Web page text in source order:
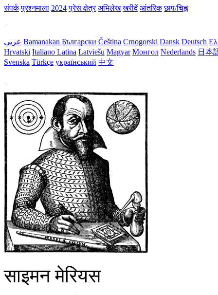
संपर्क प्रश्नमाला 2024 प्रेस क्षेत्र अभिलेख खरीदें आंतरिक छाप/चिह्न
عربي Bamanakan Български Čeština Crnogorski Dansk Deutsch
Hrvatski Italiano Latina Latviešu Magyar Монгол Nederlands 日本
Svenska Türkçe український 中文
साइमन मेरियस